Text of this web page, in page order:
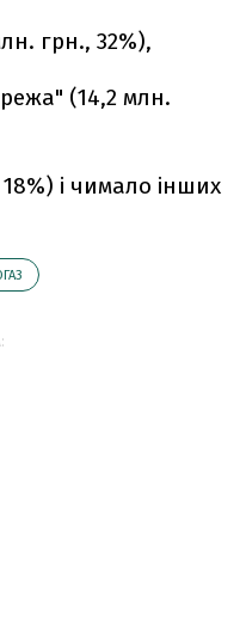
грн., 32%),
(14,2 млн.
і чимало інших